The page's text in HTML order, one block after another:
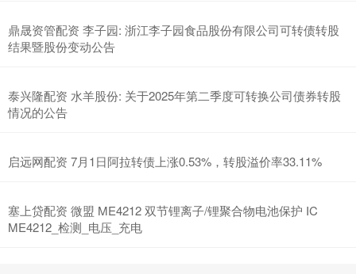
鼎晟资管配资 李子园: 浙江李子园食品股份有限公司可转债转股
结果暨股份变动公告
泰兴隆配资 水羊股份: 关于2025年第二季度可转换公司债券转股
情况的公告
启远网配资 7月1日阿拉转债上涨0.53%，转股溢价率33.11%
塞上贷配资 微盟 ME4212 双节锂离子/锂聚合物电池保护 IC
ME4212_检测_电压_充电